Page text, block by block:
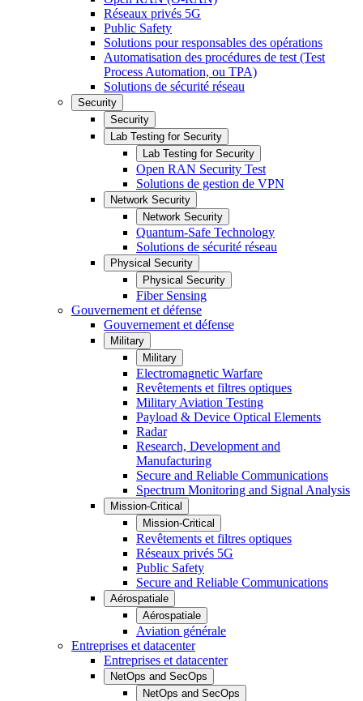
Réseaux privés 5G
Public Safety
Solutions pour responsables des opérations
Automatisation des procédures de test (Test
Process Automation, ou TPA)
Solutions de sécurité réseau
Security
Security
Lab Testing for Security
Lab Testing for Security
Open RAN Security Test
Solutions de gestion de VPN
Network Security
Network Security
Quantum-Safe Technology
Solutions de sécurité réseau
Physical Security
Physical Security
Fiber Sensing
Gouvernement et défense
Gouvernement et défense
Military
Military
Electromagnetic Warfare
Revêtements et filtres optiques
Military Aviation Testing
Payload & Device Optical Elements
Radar
Research, Development and
Manufacturing
Secure and Reliable Communications
Spectrum Monitoring and Signal Analysis
Mission-Critical
Mission-Critical
Revêtements et filtres optiques
Réseaux privés 5G
Public Safety
Secure and Reliable Communications
Aérospatiale
Aérospatiale
Aviation générale
Entreprises et datacenter
Entreprises et datacenter
NetOps and SecOps
NetOps and SecOps